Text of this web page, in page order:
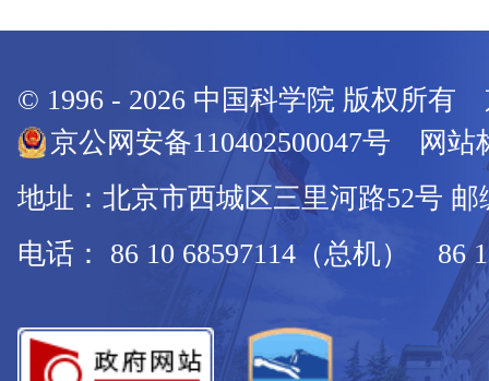
© 1996 - 2026 中国科学院 版权所有
京公网安备110402500047号 网站
地址：北京市西城区三里河路52号 邮
电话： 86 10 68597114（总机） 86